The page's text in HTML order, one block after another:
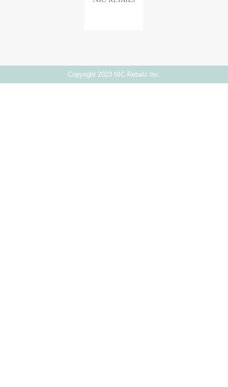
Copyright 2023 NIC-Retails Inc.